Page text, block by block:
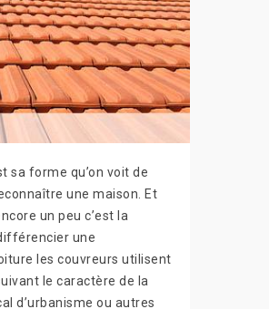
sa forme qu’on voit de
une maison. Et
un peu c’est la
une
les couvreurs utilisent
le caractère de la
d’urbanisme ou autres